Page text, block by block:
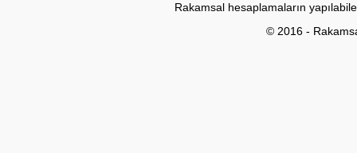
Rakamsal hesaplamaların
© 2016 -